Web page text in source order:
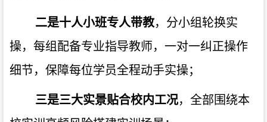
二是十人小班专人带教，分小组轮换实
操，每组配备专业指导教师，一对一纠正操作
细节，保障每位学员全程动手实操；
三是三大实景贴合校内工况，全部围绕本